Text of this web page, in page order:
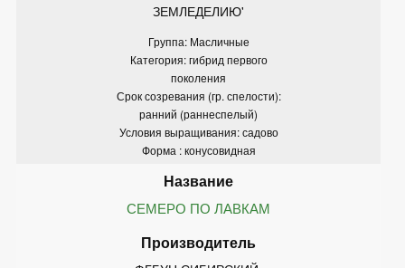
ЗЕМЛЕДЕЛИЮ'
Группа: Масличные
Категория: гибрид первого
поколения
Срок созревания (гр. спелости):
ранний (раннеспелый)
Условия выращивания: садово
Форма : конусовидная
СЕМЕРО ПО ЛАВКАМ